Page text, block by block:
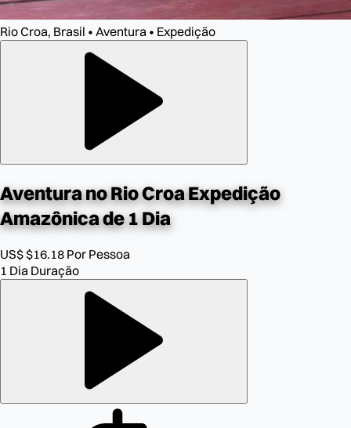
Rio Croa, Brasil • Aventura • Expedição
Aventura no Rio CroaExpedição
Amazônica de 1 Dia
US$ $16.18 Por Pessoa
1 Dia Duração